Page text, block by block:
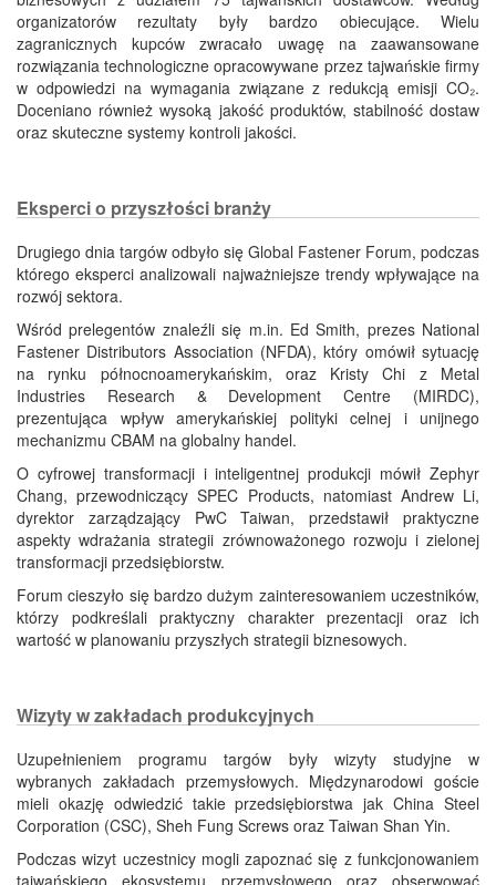
organizatorów rezultaty były bardzo obiecujące. Wielu
zagranicznych kupców zwracało uwagę na zaawansowane
rozwiązania technologiczne opracowywane przez tajwańskie firmy
w odpowiedzi na wymagania związane z redukcją emisji CO₂.
Doceniano również wysoką jakość produktów, stabilność dostaw
oraz skuteczne systemy kontroli jakości.
Eksperci o przyszłości branży
Drugiego dnia targów odbyło się Global Fastener Forum, podczas
którego eksperci analizowali najważniejsze trendy wpływające na
rozwój sektora.
Wśród prelegentów znaleźli się m.in. Ed Smith, prezes National
Fastener Distributors Association (NFDA), który omówił sytuację
na rynku północnoamerykańskim, oraz Kristy Chi z Metal
Industries Research & Development Centre (MIRDC),
prezentująca wpływ amerykańskiej polityki celnej i unijnego
mechanizmu CBAM na globalny handel.
O cyfrowej transformacji i inteligentnej produkcji mówił Zephyr
Chang, przewodniczący SPEC Products, natomiast Andrew Li,
dyrektor zarządzający PwC Taiwan, przedstawił praktyczne
aspekty wdrażania strategii zrównoważonego rozwoju i zielonej
transformacji przedsiębiorstw.
Forum cieszyło się bardzo dużym zainteresowaniem uczestników,
którzy podkreślali praktyczny charakter prezentacji oraz ich
wartość w planowaniu przyszłych strategii biznesowych.
Wizyty w zakładach produkcyjnych
Uzupełnieniem programu targów były wizyty studyjne w
wybranych zakładach przemysłowych. Międzynarodowi goście
mieli okazję odwiedzić takie przedsiębiorstwa jak China Steel
Corporation (CSC), Sheh Fung Screws oraz Taiwan Shan Yin.
Podczas wizyt uczestnicy mogli zapoznać się z funkcjonowaniem